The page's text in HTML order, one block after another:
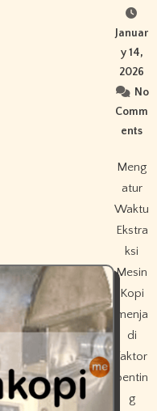
Januar
y 14,
2026
No
Comm
ents
Meng
atur
Waktu
Ekstra
ksi
Mesin
Kopi
menja
di
faktor
pentin
g